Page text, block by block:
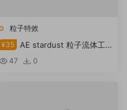
粒子特效
¥35
AE stardust 粒子流体工程
模板47 0